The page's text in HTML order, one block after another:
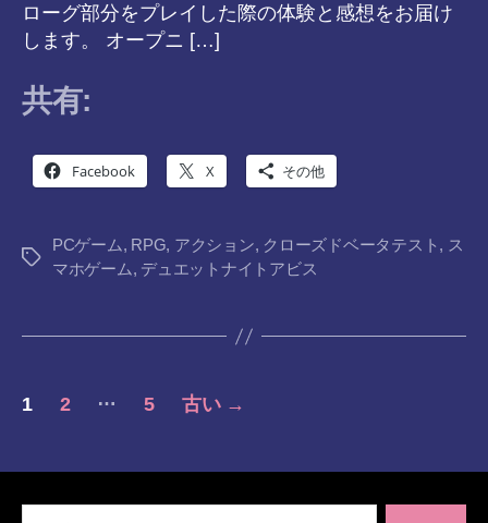
ローグ部分をプレイした際の体験と感想をお届け
します。 オープニ […]
共有:
Facebook X その他
タ
PCゲーム, RPG, アクション, クローズドベータテスト , ス
マホゲーム, デュエットナイトアビス
投
の
1 2 … 5 古い →